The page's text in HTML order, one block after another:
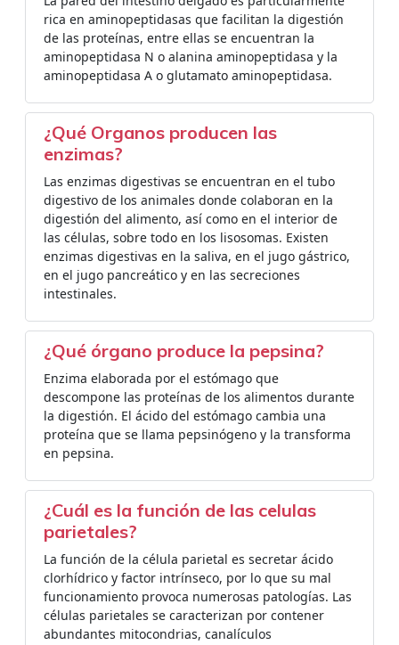
rica en aminopeptidasas que facilitan la digestión
de las proteínas, entre ellas se encuentran la
aminopeptidasa N o alanina aminopeptidasa y la
aminopeptidasa A o glutamato aminopeptidasa.
¿Qué Organos producen las
enzimas?
Las enzimas digestivas se encuentran en el tubo
digestivo de los animales donde colaboran en la
digestión del alimento, así como en el interior de
las células, sobre todo en los lisosomas. Existen
enzimas digestivas en la saliva, en el jugo gástrico,
en el jugo pancreático y en las secreciones
intestinales.
¿Qué órgano produce la pepsina?
Enzima elaborada por el estómago que
descompone las proteínas de los alimentos durante
la digestión. El ácido del estómago cambia una
proteína que se llama pepsinógeno y la transforma
en pepsina.
¿Cuál es la función de las celulas
parietales?
La función de la célula parietal es secretar ácido
clorhídrico y factor intrínseco, por lo que su mal
funcionamiento provoca numerosas patologías. Las
células parietales se caracterizan por contener
abundantes mitocondrias, canalículos